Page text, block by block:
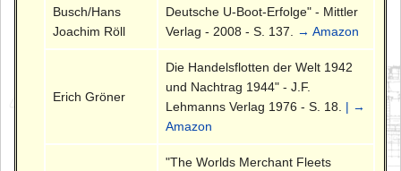
Busch/Hans
Joachim Röll
Deutsche U-Boot-Erfolge" - Mittler
Verlag - 2008 - S. 137.
→ Amazon
Erich Gröner
Die Handelsflotten der Welt 1942
und Nachtrag 1944" - J.F.
Lehmanns Verlag 1976 - S. 18. | →
Amazon
"The Worlds Merchant Fleets